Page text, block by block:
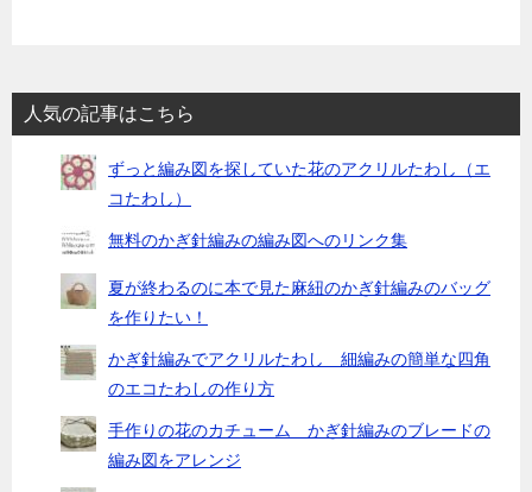
人気の記事はこちら
ずっと編み図を探していた花のアクリルたわし（エ
コたわし）
無料のかぎ針編みの編み図へのリンク集
夏が終わるのに本で見た麻紐のかぎ針編みのバッグ
を作りたい！
かぎ針編みでアクリルたわし 細編みの簡単な四角
のエコたわしの作り方
手作りの花のカチューム かぎ針編みのブレードの
編み図をアレンジ